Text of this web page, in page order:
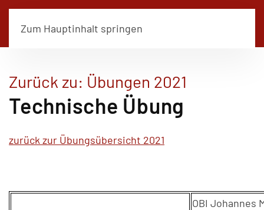
Zum Hauptinhalt springen
Zurück zu: Übungen 2021
Technische Übung
zurück zur Übungsübersicht 2021
OBI Johannes